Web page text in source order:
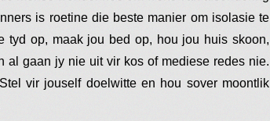
is roetine die beste manier om isolasie te
tyd op, maak jou bed op, hou jou huis skoon,
al gaan jy nie uit vir kos of mediese redes nie.
vir jouself doelwitte en hou sover moontlik